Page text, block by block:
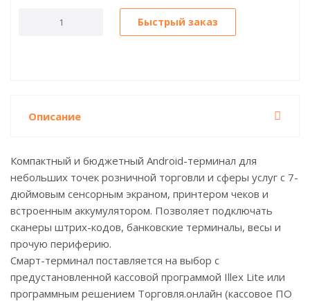
Быстрый заказ
Описание
Компактный и бюджетный Android-терминал для
небольших точек розничной торговли и сферы услуг с 7-
дюймовым сенсорным экраном, принтером чеков и
встроенным аккумулятором. Позволяет подключать
сканеры штрих-кодов, банковские терминалы, весы и
прочую периферию.
Смарт-терминал поставляется на выбор с
предустановленной кассовой программой Illex Lite или
программным решением Торговля.онлайн (кассовое ПО